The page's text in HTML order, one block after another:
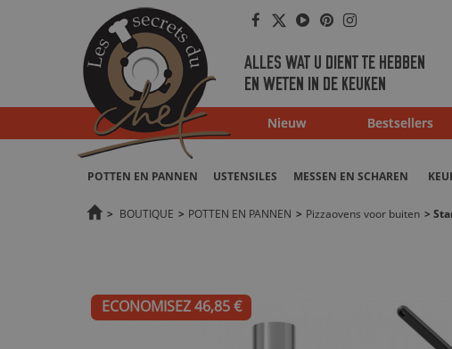
Facebook
Twitter
Youtube
Pinterest
Instagram
ALLES WAT U DIENT TE HEBBEN
EN WETEN IN DE KEUKEN
Nieuw Bestsellers
POTTEN EN PANNEN USTENSILES MESSEN EN SCHAREN
> BOUTIQUE > POTTEN EN PANNEN > Pizzaovens voor buiten >
ECONOMISEZ 46,85 €